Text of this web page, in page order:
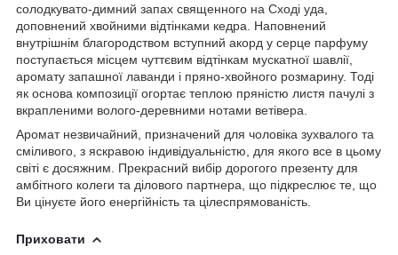
солодкувато-димний запах священного на Сході уда,
доповнений хвойними відтінками кедра. Наповнений
внутрішнім благородством вступний акорд у серце парфуму
поступається місцем чуттєвим відтінкам мускатної шавлії,
аромату запашної лаванди і пряно-хвойного розмарину. Тоді
як основа композиції огортає теплою пряністю листя пачулі з
вкрапленими волого-деревними нотами ветівера.
Аромат незвичайний, призначений для чоловіка зухвалого та
сміливого, з яскравою індивідуальністю, для якого все в цьому
світі є досяжним. Прекрасний вибір дорогого презенту для
амбітного колеги та ділового партнера, що підкреслює те, що
Ви цінуєте його енергійність та цілеспрямованість.
Приховати